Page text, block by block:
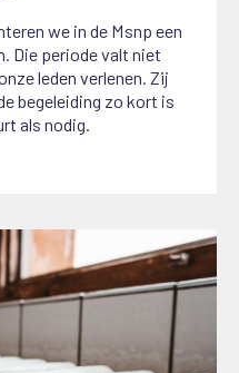
we in de Msnp een
Die periode valt niet
leden verlenen. Zij
begeleiding zo kort is
als nodig.